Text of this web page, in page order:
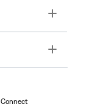
Toggle
Toggle